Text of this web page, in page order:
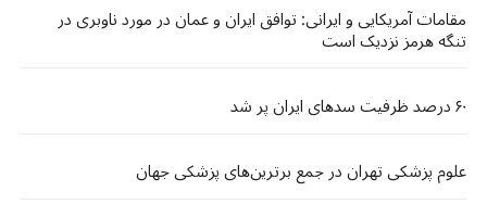
مقامات آمریکایی و ایرانی: توافق ایران و عمان در مورد ناوبری در
تنگه هرمز نزدیک است
۶۰ درصد ظرفیت سدهای ایران پر شد
علوم پزشکی تهران در جمع برترین‌های پزشکی جهان